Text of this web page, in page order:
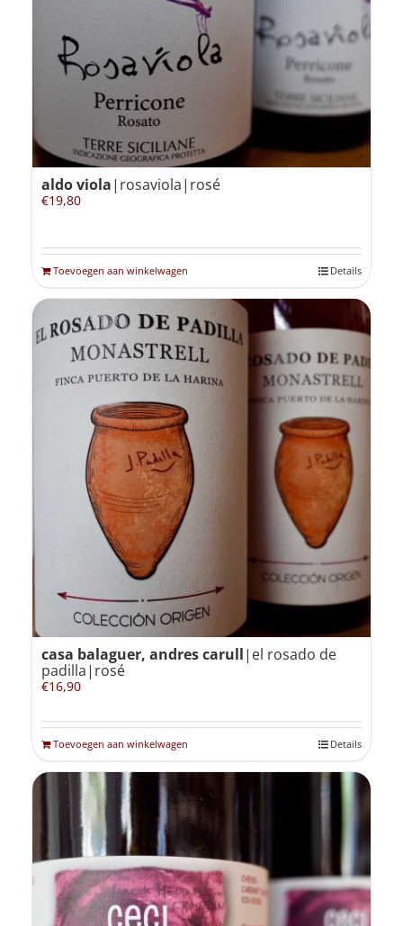
Winkelmand 0
Mijn Account
Zoeken
naar:
aldo viola|rosaviola|rosé
€19,80
Toevoegen aan winkelwagen Details
casa balaguer, andres carull|el rosado de
padilla|rosé
€16,90
Toevoegen aan winkelwagen Details